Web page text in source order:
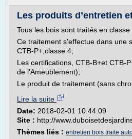
Les produits d’entretien
Tous les bois sont traités en classe
Ce traitement s'effectue dans une
CTB-P+,classe 4;
Les certifications, CTB-B+et CTB-
de l'Ameublement);
Le produit de traitement (sans
Lire la suite
Date: 2018-02-01 10:44:09
Site : http://
Thèmes liés : entretien bois traite